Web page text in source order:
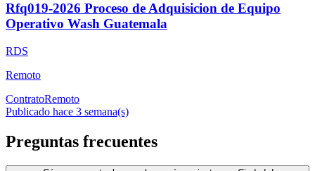
Rfq019-2026 Proceso de Adquisicion de Equipo
Operativo Wash Guatemala
RDS
Remoto
ContratoRemoto
Publicado hace 3 semana(s)
Preguntas frecuentes